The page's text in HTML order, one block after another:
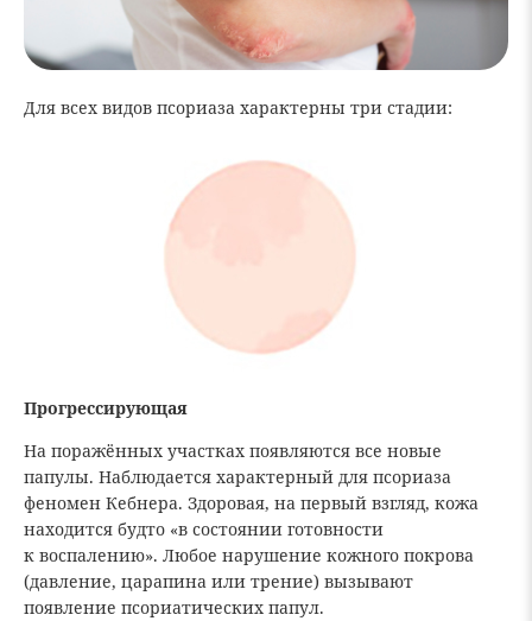
Для всех видов псориаза характерны три стадии:
Прогрессирующая
На поражённых участках появляются все новые
папулы. Наблюдается характерный для псориаза
феномен Кебнера. Здоровая, на первый взгляд, кожа
находится будто «в состоянии готовности
к воспалению». Любое нарушение кожного покрова
(давление, царапина или трение) вызывают
появление псориатических папул.